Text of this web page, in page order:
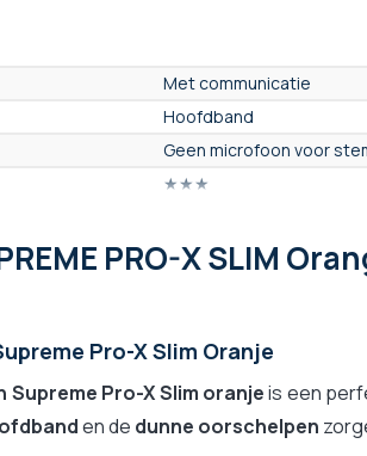
Met communicatie
Hoofdband
Geen microfoon voor
★★★
Nee
Ja
Nee
PRO-X SLIM
Pro-X Slim Oranje
Supreme Pro-X Slim oranjeis een
en de dunne oorschelpen